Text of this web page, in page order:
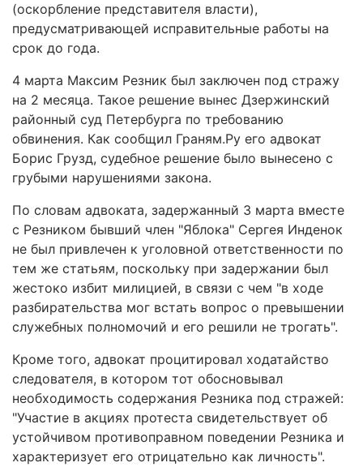
(оскорбление представителя власти),
предусматривающей исправительные работы на
срок до года.
4 марта Максим Резник был заключен под стражу
на 2 месяца. Такое решение вынес Дзержинский
районный суд Петербурга по требованию
обвинения. Как сообщил Граням.Ру его адвокат
Борис Грузд, судебное решение было вынесено с
грубыми нарушениями закона.
По словам адвоката, задержанный 3 марта вместе
с Резником бывший член "Яблока" Сергея Инденок
не был привлечен к уголовной ответственности по
тем же статьям, поскольку при задержании был
жестоко избит милицией, в связи с чем "в ходе
разбирательства мог встать вопрос о превышении
служебных полномочий и его решили не трогать".
Кроме того, адвокат процитировал ходатайство
следователя, в котором тот обосновывал
необходимость содержания Резника под стражей:
"Участие в акциях протеста свидетельствует об
устойчивом противоправном поведении Резника и
характеризует его отрицательно как личность".